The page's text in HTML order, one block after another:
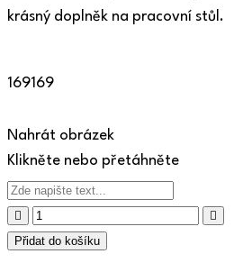
krásný doplněk na pracovní stůl.
169169
Nahrát obrázek
Klikněte nebo přetáhněte
Přidat do košíku